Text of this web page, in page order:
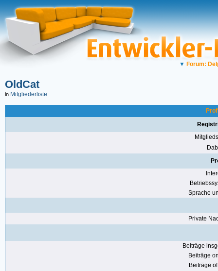
▼ Forum:
OldCat
in Mitgliederliste
Sprache
Private
Beiträge
Beiträge
Beiträge